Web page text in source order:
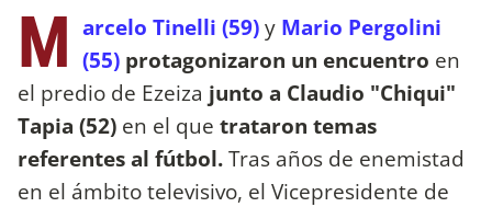
M arcelo Tinelli (59)y Mario Pergolini
(55) protagonizaron un encuentro en
el predio de Ezeiza junto a Claudio "Chiqui"
Tapia (52) en el que trataron temas
referentes al fútbol.Tras años de enemistad
en el ámbito televisivo, el Vicepresidente de